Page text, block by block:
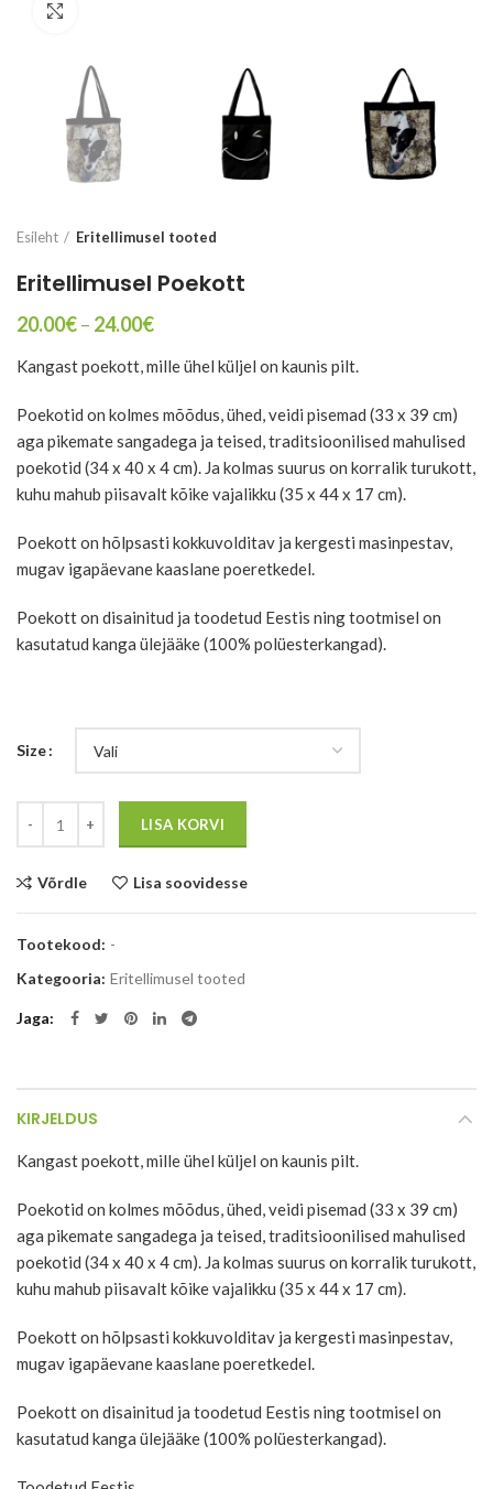
Esileht Eritellimusel tooted
Eritellimusel Poekott
20.00€– 24.00€Price
20.00€
24.00€
Kangast poekott, mille ühel küljel on kaunis pilt.
Poekotid on kolmes mõõdus, ühed, veidi pisemad (33 x 39 cm)
aga pikemate sangadega ja teised, traditsioonilised mahulised
poekotid (34 x 40 x 4 cm). Ja kolmas suurus on korralik turukott,
kuhu mahub piisavalt kõike vajalikku (35 x 44 x 17 cm).
Poekott on hõlpsasti kokkuvolditav ja kergesti masinpestav,
mugav igapäevane kaaslane poeretkedel.
Poekott on disainitud ja toodetud Eestis ning tootmisel on
kasutatud kanga ülejääke (100% polüesterkangad).
Size
LISA KORVI
Võrdle Lisa soovidesse
Tootekood: -
Kategooria: Eritellimusel tooted
Jaga
KIRJELDUS
Kangast poekott, mille ühel küljel on kaunis pilt.
Poekotid on kolmes mõõdus, ühed, veidi pisemad (33 x 39 cm)
aga pikemate sangadega ja teised, traditsioonilised mahulised
poekotid (34 x 40 x 4 cm). Ja kolmas suurus on korralik turukott,
kuhu mahub piisavalt kõike vajalikku (35 x 44 x 17 cm).
Poekott on hõlpsasti kokkuvolditav ja kergesti masinpestav,
mugav igapäevane kaaslane poeretkedel.
Poekott on disainitud ja toodetud Eestis ning tootmisel on
kasutatud kanga ülejääke (100% polüesterkangad).